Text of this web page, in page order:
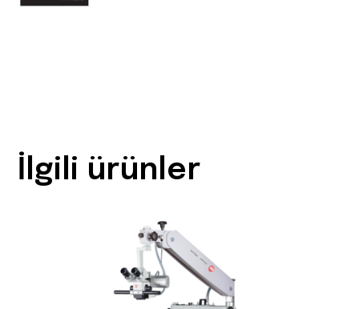
İlgili ürünler